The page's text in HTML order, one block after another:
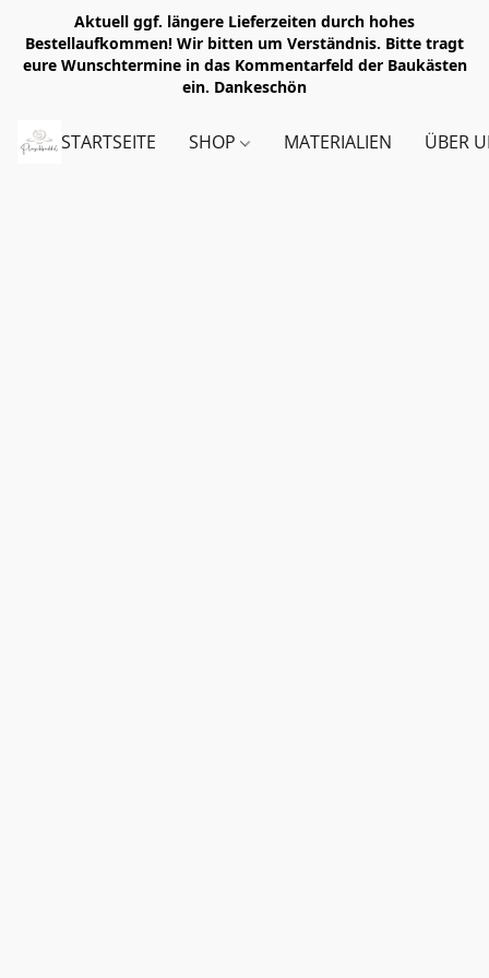
Aktuell ggf. längere Lieferzeiten durch hohes
Bestellaufkommen! Wir bitten um Verständnis. Bitte tragt
eure Wunschtermine in das Kommentarfeld der Baukästen
ein. Dankeschön
STARTSEITE SHOP MATERIALIEN ÜBER